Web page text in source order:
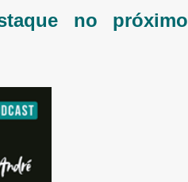
no próximo